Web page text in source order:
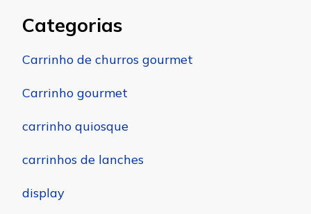
Categorias
Carrinho de churros gourmet
Carrinho gourmet
carrinho quiosque
carrinhos de lanches
display